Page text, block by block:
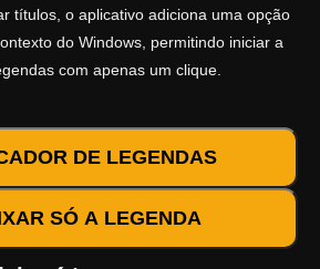
títulos, o aplicativo adiciona uma opção
do Windows, permitindo iniciar a
com apenas um clique.
DE LEGENDAS
SÓ A LEGENDA